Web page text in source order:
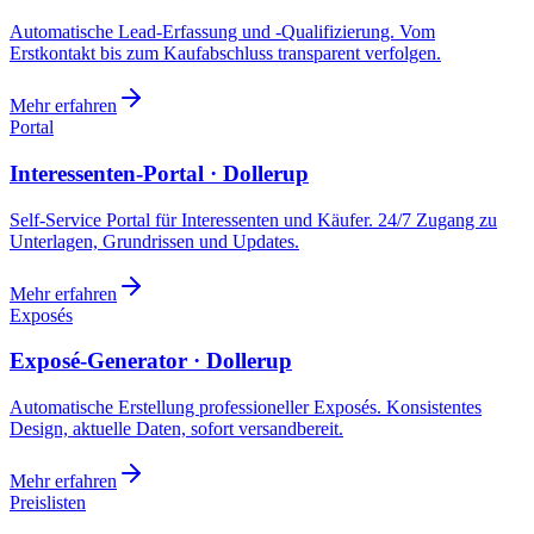
Automatische Lead-Erfassung und -Qualifizierung. Vom
Erstkontakt bis zum Kaufabschluss transparent verfolgen.
Mehr erfahren
Portal
Interessenten-Portal · Dollerup
Self-Service Portal für Interessenten und Käufer. 24/7 Zugang zu
Unterlagen, Grundrissen und Updates.
Mehr erfahren
Exposés
Exposé-Generator · Dollerup
Automatische Erstellung professioneller Exposés. Konsistentes
Design, aktuelle Daten, sofort versandbereit.
Mehr erfahren
Preislisten